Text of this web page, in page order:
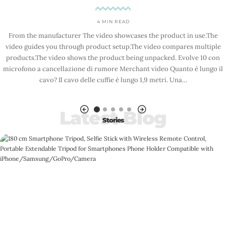
4 MIN READ
From the manufacturer The video showcases the product in use.The
video guides you through product setup.The video compares multiple
products.The video shows the product being unpacked. Evolve 10 con
microfono a cancellazione di rumore Merchant video Quanto è lungo il
cavo? Il cavo delle cuffie è lungo 1,9 metri. Una…
Stories
Latest Blog